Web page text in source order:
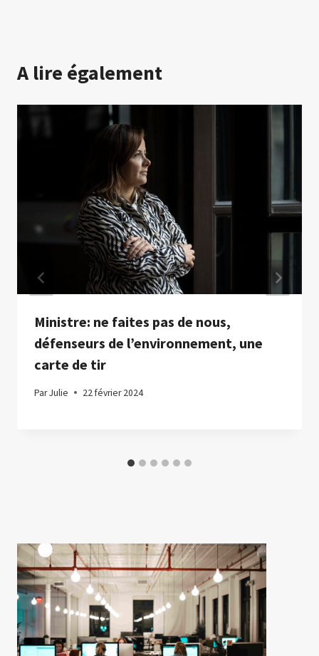
A lire également
Ministre: ne faites pas de nous,
défenseurs de l’environnement, une
carte de tir
ParJulie 22 février 2024